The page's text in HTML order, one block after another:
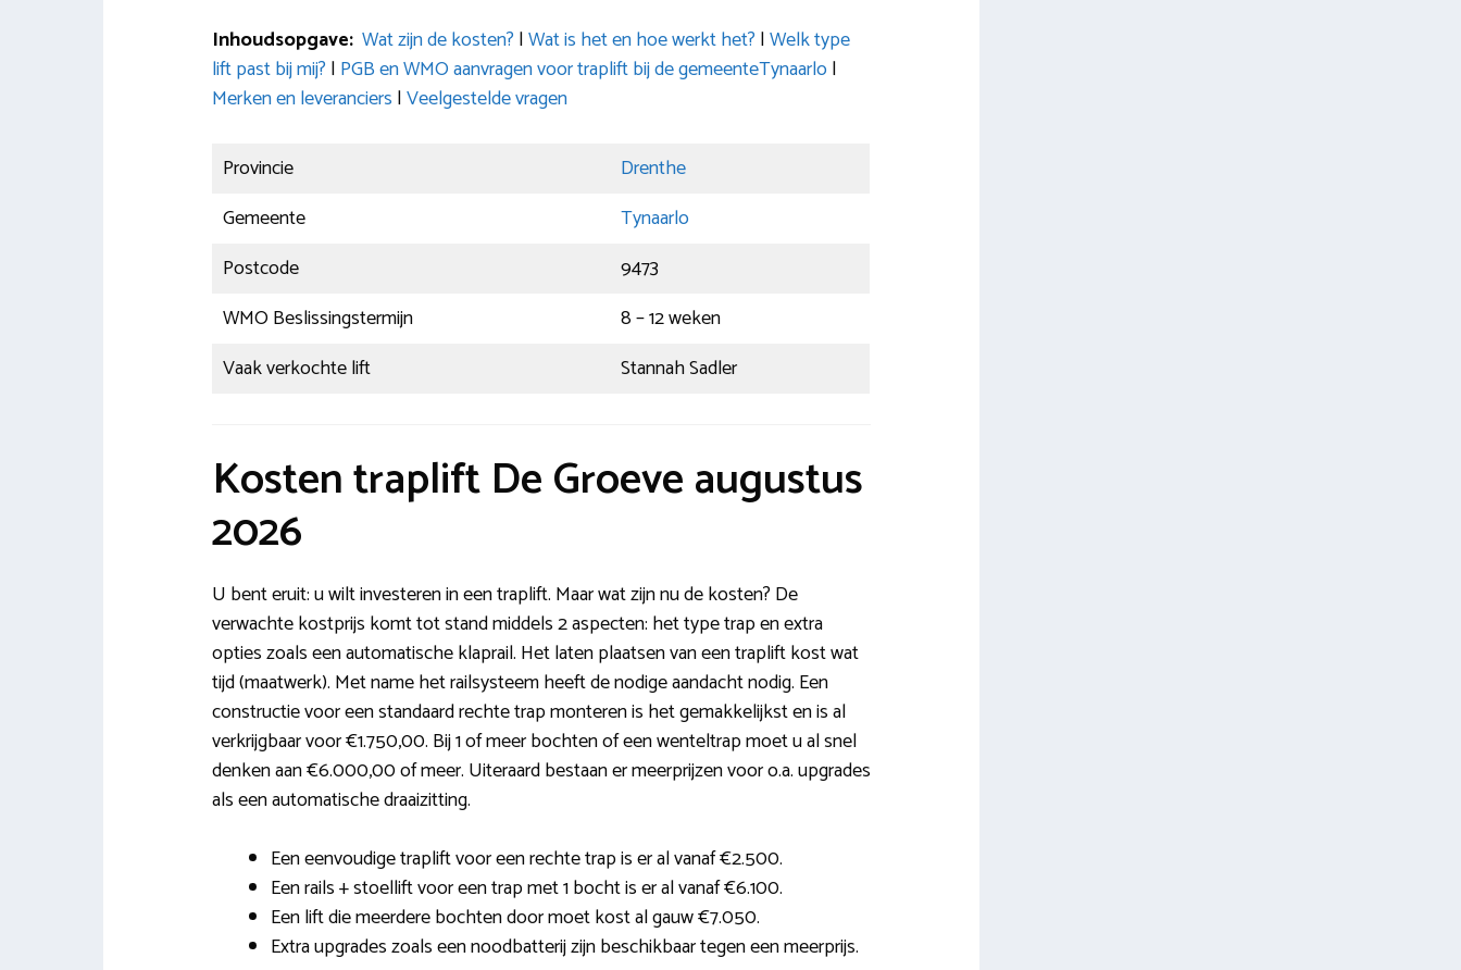
Inhoudsopgave: Wat zijn de kosten? |Wat is het en hoe werkt het? |Welk type
lift past bij mij? | PGB en WMO aanvragen voor traplift bij de gemeenteTynaarlo |
Merken en leveranciers |Veelgestelde vragen
Provincie
Drenthe
Gemeente
Tynaarlo
Postcode
9473
WMO Beslissingstermijn
8 – 12 weken
Vaak verkochte lift
Stannah Sadler
Kosten traplift De Groeve augustus
2026
U bent eruit: u wilt investeren in een traplift. Maar wat zijn nu de kosten? De
verwachte kostprijs komt tot stand middels 2 aspecten: het type trap en extra
opties zoals een automatische klaprail. Het laten plaatsen van een traplift kost wat
tijd (maatwerk). Met name het railsysteem heeft de nodige aandacht nodig. Een
constructie voor een standaard rechte trap monteren is het gemakkelijkst en is al
verkrijgbaar voor €1.750,00. Bij 1 of meer bochten of een wenteltrap moet u al snel
denken aan €6.000,00 of meer. Uiteraard bestaan er meerprijzen voor o.a. upgrades
als een automatische draaizitting.
Een eenvoudige traplift voor een rechte trap is er al vanaf €2.500.
Een rails + stoellift voor een trap met 1 bocht is er al vanaf €6.100.
Een lift die meerdere bochten door moet kost al gauw €7.050.
Extra upgrades zoals een noodbatterij zijn beschikbaar tegen een meerprijs.